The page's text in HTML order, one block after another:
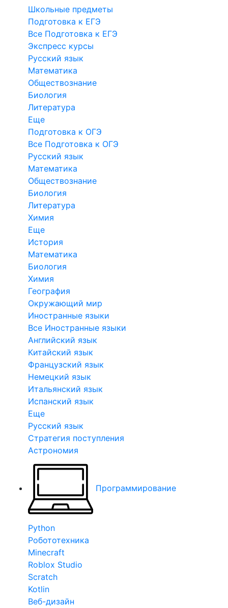
Школьные предметы
Подготовка к ЕГЭ
Все Подготовка к ЕГЭ
Экспресс курсы
Русский язык
Математика
Обществознание
Биология
Литература
Еще
Подготовка к ОГЭ
Все Подготовка к ОГЭ
Русский язык
Математика
Обществознание
Биология
Литература
Химия
Еще
История
Математика
Биология
Химия
География
Окружающий мир
Иностранные языки
Все Иностранные языки
Английский язык
Китайский язык
Французский язык
Немецкий язык
Итальянский язык
Испанский язык
Еще
Русский язык
Стратегия поступления
Астрономия
Программирование
Python
Робототехника
Minecraft
Roblox Studio
Scratch
Kotlin
Веб-дизайн